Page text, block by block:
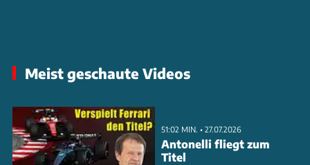
Meist geschaute Videos
51:02 MIN. • 27.07.2026
Antonelli fliegt zum
Titel